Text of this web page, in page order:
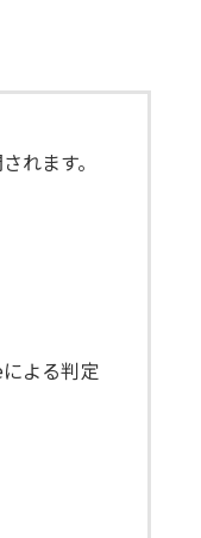
れます。
よる判定